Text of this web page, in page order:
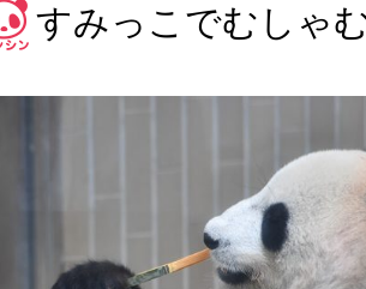
すみっこでむしゃ